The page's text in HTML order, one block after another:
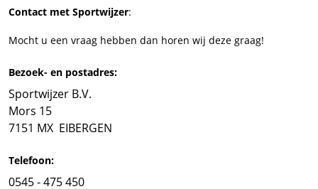
Contact met Sportwijzer:
Mocht u een vraag hebben dan horen wij deze graag!
Bezoek- en postadres:
Sportwijzer B.V.
Mors 15
7151 MX EIBERGEN
Telefoon:
0545 - 475 450